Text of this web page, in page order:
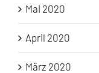
Mai 2020
April 2020
März 2020